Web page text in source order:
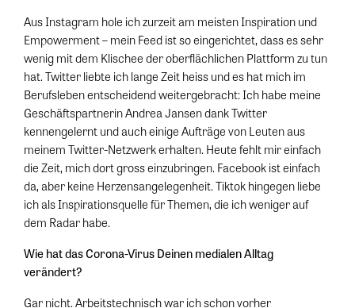
Aus Instagram hole ich zurzeit am meisten Inspiration und
Empowerment – mein Feed ist so eingerichtet, dass es sehr
wenig mit dem Klischee der oberflächlichen Plattform zu tun
hat. Twitter liebte ich lange Zeit heiss und es hat mich im
Berufsleben entscheidend weitergebracht: Ich habe meine
Geschäftspartnerin Andrea Jansen dank Twitter
kennengelernt und auch einige Aufträge von Leuten aus
meinem Twitter-Netzwerk erhalten. Heute fehlt mir einfach
die Zeit, mich dort gross einzubringen. Facebook ist einfach
da, aber keine Herzensangelegenheit. Tiktok hingegen liebe
ich als Inspirationsquelle für Themen, die ich weniger auf
dem Radar habe.
Wie hat das Corona-Virus Deinen medialen Alltag
verändert?
Gar nicht. Arbeitstechnisch war ich schon vorher